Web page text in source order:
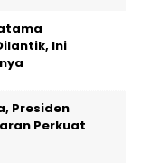
Ini
Presiden
Perkuat